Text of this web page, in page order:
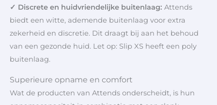
✓ Discrete en huidvriendelijke buitenlaag: Attends
biedt een witte, ademende buitenlaag voor extra
zekerheid en discretie. Dit draagt bij aan het behoud
van een gezonde huid. Let op: Slip XS heeft een poly
buitenlaag.
Superieure opname en comfort
Wat de producten van Attends onderscheidt, is hun